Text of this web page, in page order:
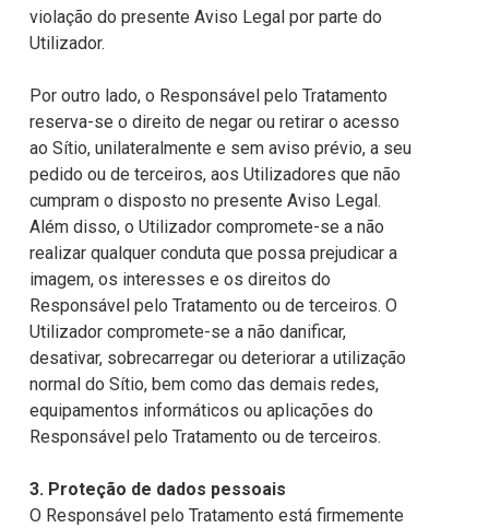
violação do presente Aviso Legal por parte do
Utilizador.
Por outro lado, o Responsável pelo Tratamento
reserva-se o direito de negar ou retirar o acesso
ao Sítio, unilateralmente e sem aviso prévio, a seu
pedido ou de terceiros, aos Utilizadores que não
cumpram o disposto no presente Aviso Legal.
Além disso, o Utilizador compromete-se a não
realizar qualquer conduta que possa prejudicar a
imagem, os interesses e os direitos do
Responsável pelo Tratamento ou de terceiros. O
Utilizador compromete-se a não danificar,
desativar, sobrecarregar ou deteriorar a utilização
normal do Sítio, bem como das demais redes,
equipamentos informáticos ou aplicações do
Responsável pelo Tratamento ou de terceiros.
3. Proteção de dados pessoais
O Responsável pelo Tratamento está firmemente